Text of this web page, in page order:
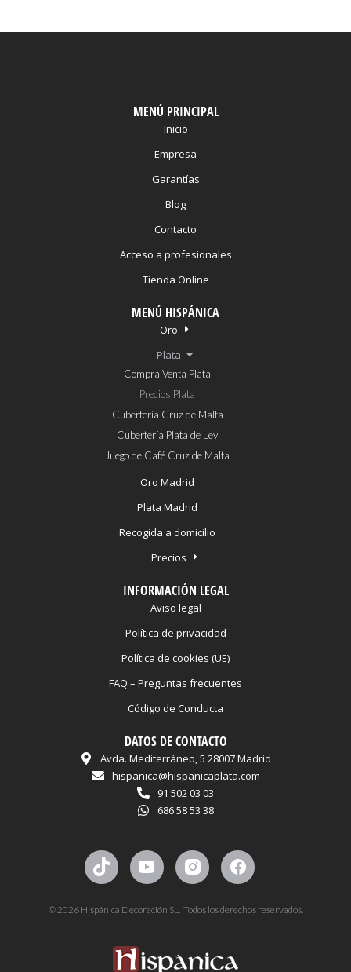
MENÚ PRINCIPAL
Inicio
Empresa
Garantías
Blog
Contacto
Acceso a profesionales
Tienda Online
MENÚ HISPÁNICA
Oro
Plata
Compra Venta Plata
Precios Plata
Cubertería Cruz de Malta
Cubertería Plata de Ley
Juego de Café Cruz de Malta
Oro Madrid
Plata Madrid
Recogida a domicilio
Precios
INFORMACIÓN LEGAL
Aviso legal
Política de privacidad
Política de cookies (UE)
FAQ – Preguntas frecuentes
Código de Conducta
DATOS DE CONTACTO
Avda. Mediterráneo, 5 28007 Madrid
hispanica@hispanicaplata.com
91 502 03 03
686 58 53 38
© 2026 Hispánica Decoración SL. Todos los derechos reservados.